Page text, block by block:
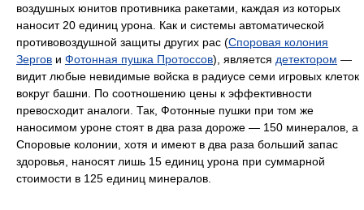
воздушных юнитов противника ракетами, каждая из которых
наносит 20 единиц урона. Как и системы автоматической
противовоздушной защиты других рас (Споровая колония
Зергов и Фотонная пушка Протоссов), является детектором —
видит любые невидимые войска в радиусе семи игровых клеток
вокруг башни. По соотношению цены к эффективности
превосходит аналоги. Так, Фотонные пушки при том же
наносимом уроне стоят в два раза дороже — 150 минералов, а
Споровые колонии, хотя и имеют в два раза больший запас
здоровья, наносят лишь 15 единиц урона при суммарной
стоимости в 125 единиц минералов.